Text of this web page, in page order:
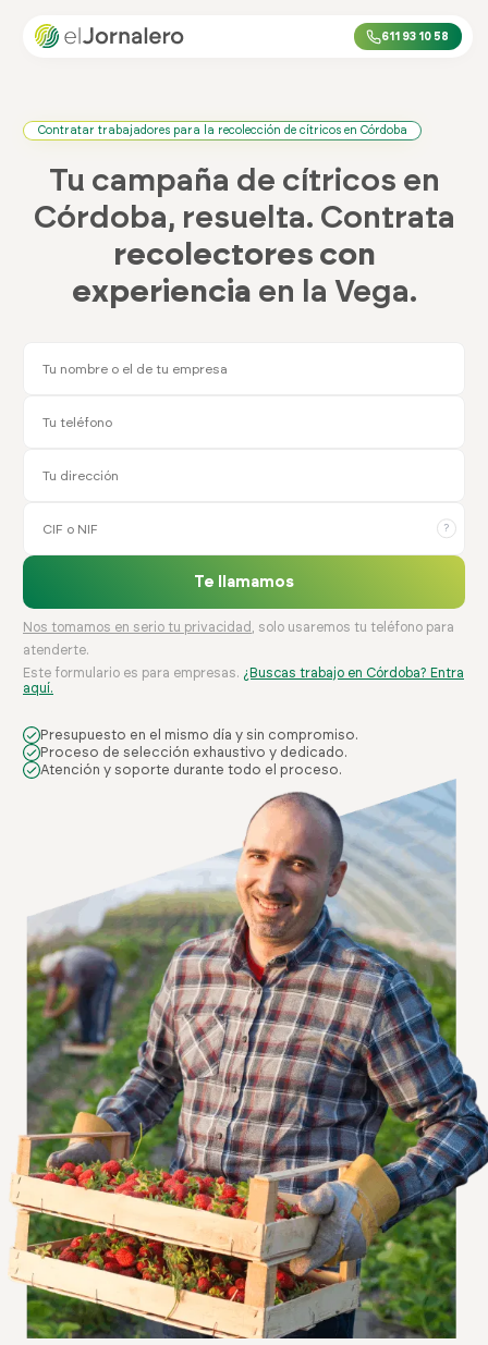
611 93 10 58
Contratar trabajadores para la recolección de cítricos en Córdoba
Tu campaña de cítricos en
Córdoba, resuelta. Contrata
recolectores con
experiencia en la Vega.
?
Te llamamos
Nos tomamos en serio tu privacidad
, solo usaremos tu teléfono para
atenderte.
Este formulario es para empresas. ¿Buscas trabajo en Córdoba? Entra
aquí.
Presupuesto en el mismo día y sin compromiso.
Proceso de selección exhaustivo y dedicado.
Atención y soporte durante todo el proceso.